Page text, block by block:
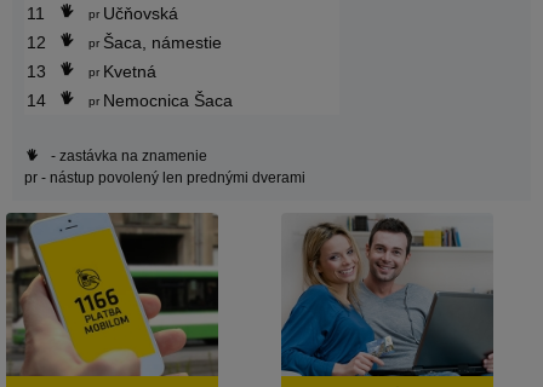
11
pr Učňovská
12
pr Šaca, námestie
13
pr Kvetná
14
pr Nemocnica Šaca
- zastávka na znamenie
pr - nástup povolený len prednými dverami